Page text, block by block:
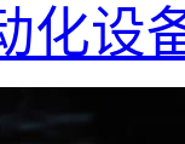
化设